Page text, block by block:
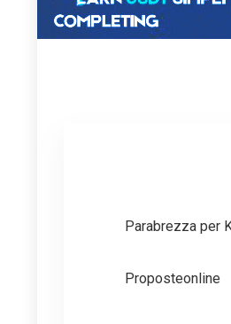
Parabrezza per
Proposteonline